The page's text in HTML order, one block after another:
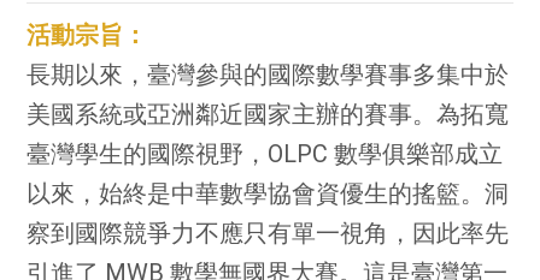
活動宗旨：
長期以來，臺灣參與的國際數學賽事多集中於
美國系統或亞洲鄰近國家主辦的賽事。為拓寬
臺灣學生的國際視野，OLPC 數學俱樂部成立
以來，始終是中華數學協會資優生的搖籃。洞
察到國際競爭力不應只有單一視角，因此率先
引進了 MWB 數學無國界大賽。這是臺灣第一